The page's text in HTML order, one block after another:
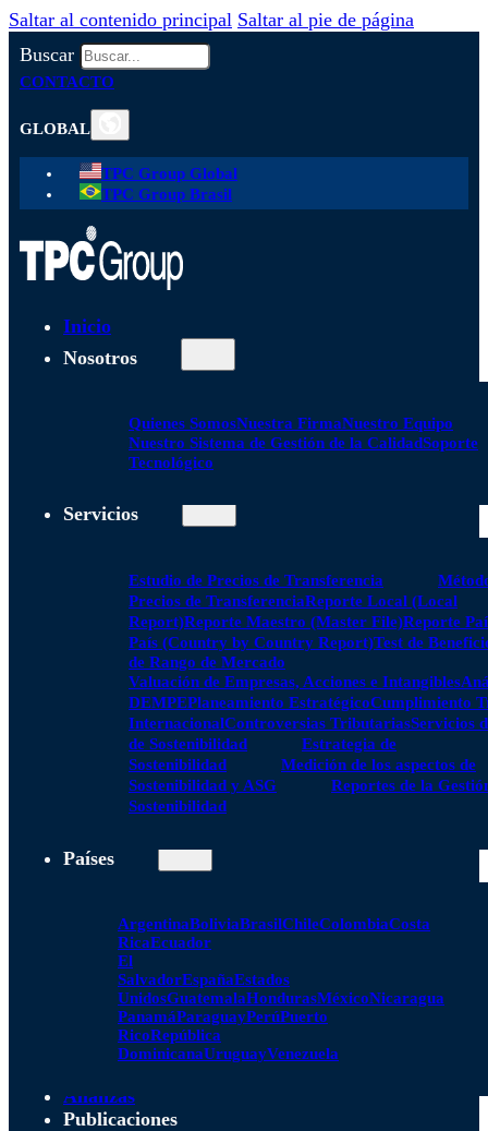
Saltar al contenido principal Saltar al pie de página
Buscar
CONTACTO
GLOBAL
TPC Group Global
TPC Group Brasil
Inicio
Nosotros
Quienes SomosNuestra FirmaNuestro Equipo
Nuestro Sistema de Gestión de la CalidadSoporte
Tecnológico
Servicios
Estudio de Precios de Transferencia
Precios de TransferenciaReporte Local (Local
Report)Reporte Maestro (Master File)Reporte
País (Country by Country Report)Test de
de Rango de Mercado
Valuación de Empresas, Acciones e Intangibles
DEMPEPlaneamiento EstratégicoCumplimiento
InternacionalControversias TributariasServicios
de Sostenibilidad
Estrategia de
Sostenibilidad
Medición de los aspectos de
Sostenibilidad y ASG
Reportes de la
Sostenibilidad
Países
ArgentinaBoliviaBrasilChileColombiaCosta
RicaEcuador
El
SalvadorEspañaEstados
UnidosGuatemalaHondurasMéxicoNicaragua
PanamáParaguayPerúPuerto
RicoRepública
DominicanaUruguayVenezuela
Alianzas
Publicaciones